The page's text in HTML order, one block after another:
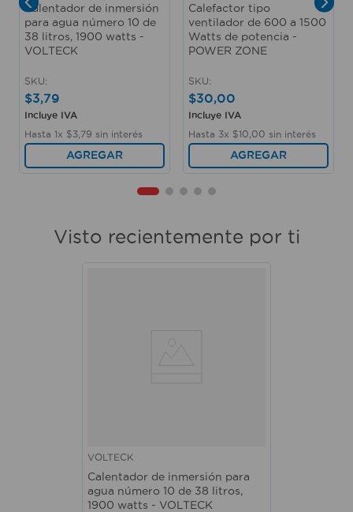
Calentador de inmersión
para agua número 10 de
38 litros, 1900 watts -
VOLTECK
SKU:
$3,79
Incluye IVA
Hasta 1x $3 79 sin interés
AGREGAR
Calefactor tipo
ventilador de 600 a 1500
Watts de potencia -
POWER ZONE
SKU:
$30,00
Incluye IVA
Hasta 3x $10 00 sin interés
AGREGAR
Visto recientemente por ti
VOLTECK
Calentador de inmersión para
agua número 10 de 38 litros,
1900 watts - VOLTECK